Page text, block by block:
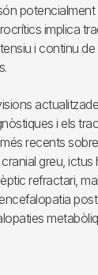
implica
i continu
i els
recents
greu,
refractari,